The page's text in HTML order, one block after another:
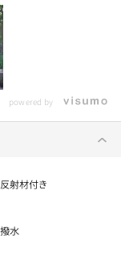
powered by